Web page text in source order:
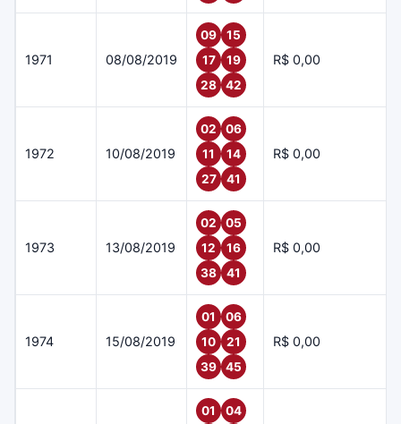
1971 08/08/2019
09
15
17
19
28
42
R$ 0,00
1972 10/08/2019
02
06
11
14
27
41
R$ 0,00
1973 13/08/2019
02
05
12
16
38
41
R$ 0,00
1974 15/08/2019
01
06
10
21
39
45
R$ 0,00
01 04